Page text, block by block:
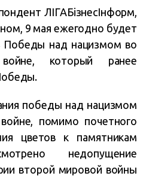
ЛІГАБізнесІнформ,
9 мая ежегодно будет
Победы над нацизмом во
который ранее
победы над нацизмом
помимо почетного
цветов к памятникам
недопущение
второй мировой войны